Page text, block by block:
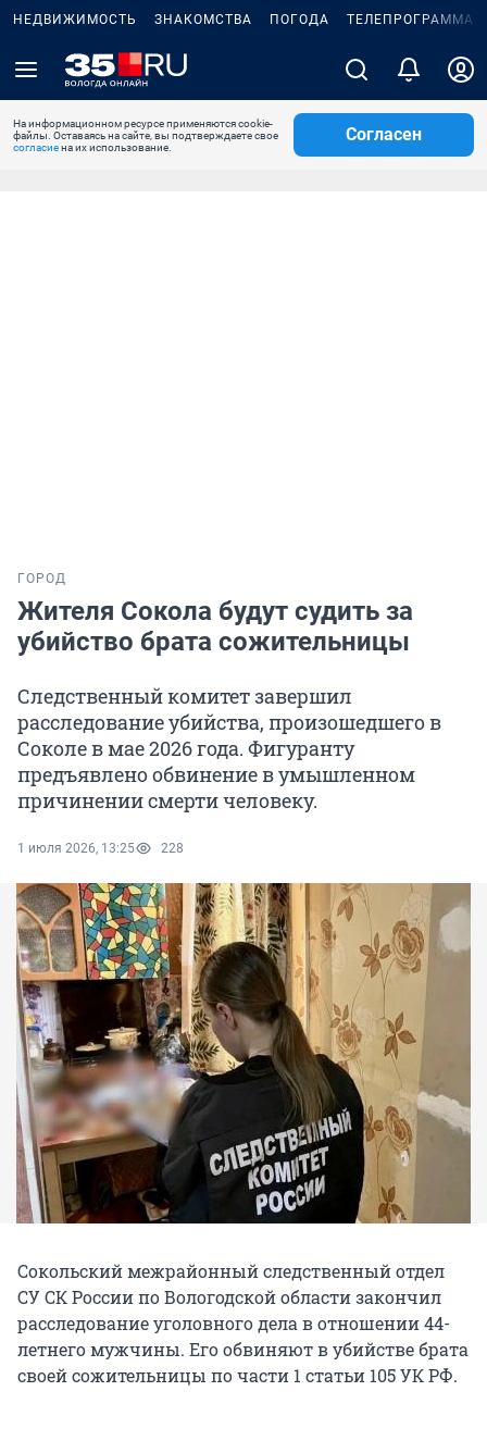
НЕДВИЖИМОСТЬ ЗНАКОМСТВА ПОГОДА ТЕЛЕПРОГРАММА
На информационном ресурсе применяются cookie-
файлы. Оставаясь на сайте, вы подтверждаете свое
согласиена их использование.
Согласен
ГОРОД
Жителя Сокола будут судить за
убийство брата сожительницы
Следственный комитет завершил
расследование убийства, произошедшего в
Соколе в мае 2026 года. Фигуранту
предъявлено обвинение в умышленном
причинении смерти человеку.
1 июля 2026, 13:25 228
Сокольский межрайонный следственный отдел
СУ СК России по Вологодской области закончил
расследование уголовного дела в отношении 44-
летнего мужчины. Его обвиняют в убийстве брата
своей сожительницы по части 1 статьи 105 УК РФ.